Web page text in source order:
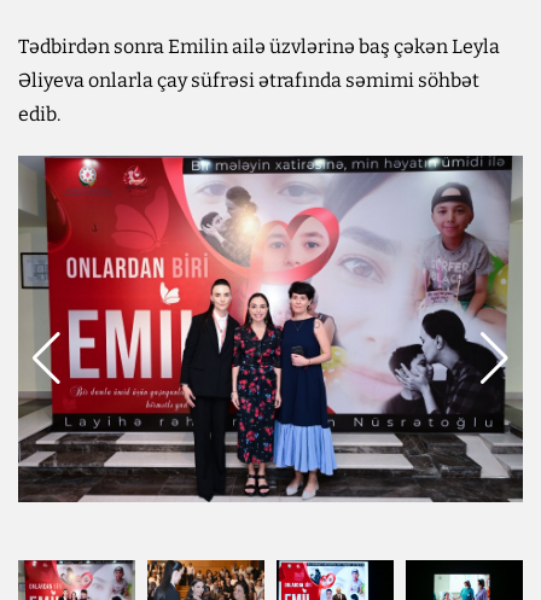
Tədbirdən sonra Emilin ailə üzvlərinə baş çəkən Leyla
Əliyeva onlarla çay süfrəsi ətrafında səmimi söhbət
edib.